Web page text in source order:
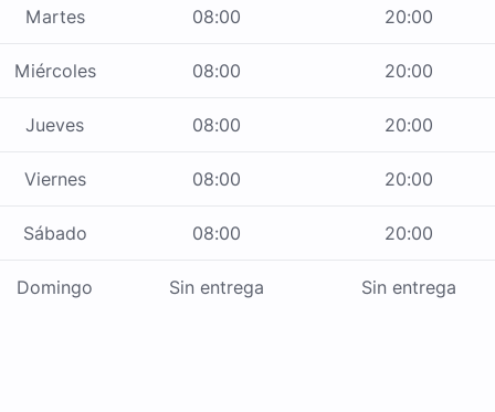
Martes 08:00 20:00
Miércoles 08:00 20:00
Jueves 08:00 20:00
Viernes 08:00 20:00
Sábado 08:00 20:00
Domingo Sin entrega Sin entrega